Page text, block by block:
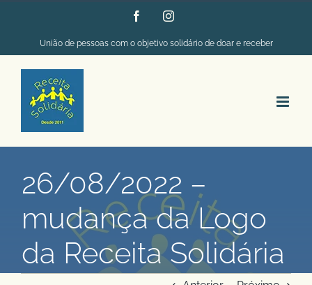
o
conteúdo
FacebookInstagram
União de pessoas com o objetivo solidário de doar e receber
26/08/2022 –
mudança da Logo
da Receita Solidária